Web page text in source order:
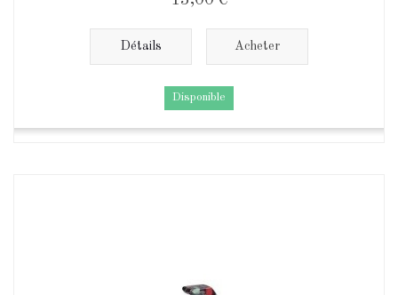
Détails Acheter
Disponible